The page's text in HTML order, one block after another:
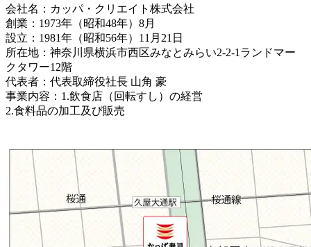
会社名：カッパ・クリエイト株式会社
創業：1973年（昭和48年）8月
設立：1981年（昭和56年）11月21日
所在地：神奈川県横浜市西区みなとみらい2-2-1ランドマー
クタワー12階
代表者：代表取締役社長 山角 豪
事業内容：1.飲食店（回転すし）の経営
2.食料品の加工及び販売